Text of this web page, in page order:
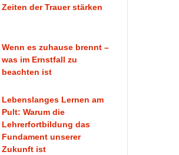
Zeiten der Trauer stärken
Wenn es zuhause brennt –
was im Ernstfall zu
beachten ist
Lebenslanges Lernen am
Pult: Warum die
Lehrerfortbildung das
Fundament unserer
Zukunft ist